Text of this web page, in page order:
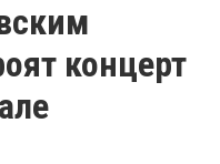
концерт